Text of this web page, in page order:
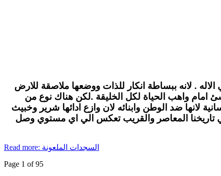
. لانه ببساطة انكار للذات ووضعها ملاصقة للارض
امام واهب الحياة لكل الخليقة .لكن هناك نوع من
لانها ضد الوطن وابنائه لان وازع ادائها شرير وخبيث
تاريخنا المعاصر والقريب تعكس الي اي مستوي وصل
Read more: السجدات الملعونة
Page 1 of 95